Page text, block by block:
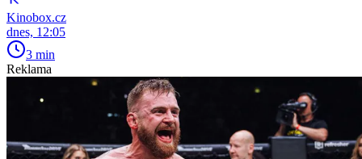
Kinobox.cz
dnes, 12:05
3 min
Reklama